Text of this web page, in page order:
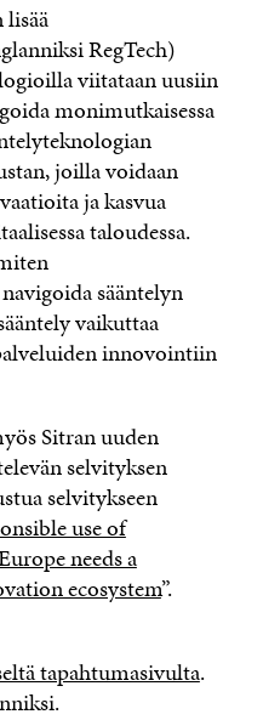
lisää
RegTech)
viitataan uusiin
monimutkaisessa
joilla voidaan
ja kasvua
taloudessa.
sääntelyn
vaikuttaa
innovointiin
Sitran uuden
selvityksen
selvitykseen
use of
needs a
ecosystem”.
tapahtumasivulta.